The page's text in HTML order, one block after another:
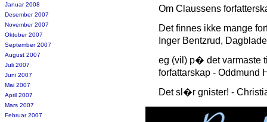
Januar 2008
Desember 2007
November 2007
Oktober 2007
September 2007
August 2007
Juli 2007
Juni 2007
Mai 2007
April 2007
Mars 2007
Februar 2007
Om Claussens
Det finnes ikke mange
Inger Bentzrud,
eg (vil) p� det varmaste
forfattarskap - Oddmund
Det sl�r gnister! -